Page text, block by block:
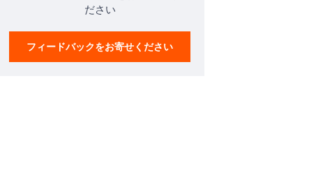
ださい
フィードバックをお寄せください